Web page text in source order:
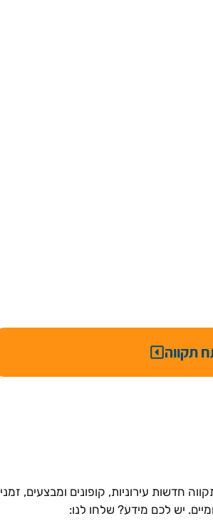
תקווה
חדשות עירוניות, קופונים ומבצעים, זמני
יש לכם מידע? שלחו לנו: